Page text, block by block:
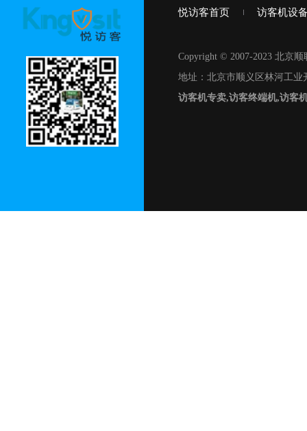
悦访客首页 访客机设
Copyright © 2007-2023 北京
地址：北京市顺义区林河工业
访客机专卖,访客终端机,访客